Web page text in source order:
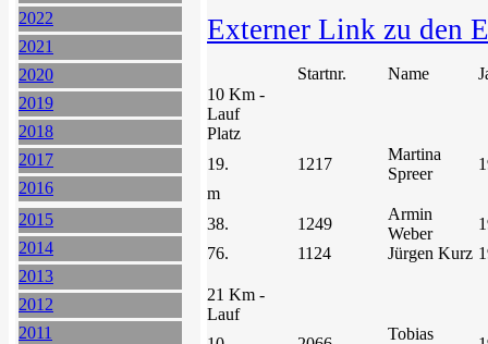
2022
2021
2020
2019
2018
2017
2016
2015
2014
2013
2012
2011
Externer Link zu den
Startnr. Name
10 Km -
Lauf
Platz
19.
1217
Martina
Spreer
m
38.
1249
Armin
Weber
76.
1124 Jürgen Kurz
21 Km -
Lauf
Tobias